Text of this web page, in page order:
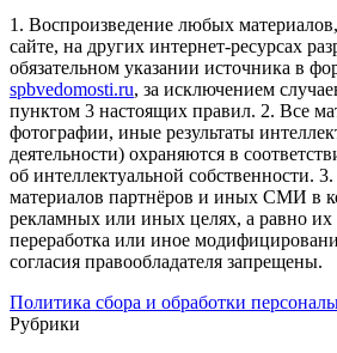
1. Воспроизведение любых
сайте, на других интернет-ресурсах
обязательном указании источника в
spbvedomosti.ru, за исключением
пунктом 3 настоящих правил. 2. Все
фотографии, иные результаты
деятельности) охраняются в
об интеллектуальной собственности. 3.
материалов партнёров и иных СМИ в
рекламных или иных целях, а равно их
переработка или иное
согласия правообладателя запрещены.
Политика сбора и обработки
Рубрики